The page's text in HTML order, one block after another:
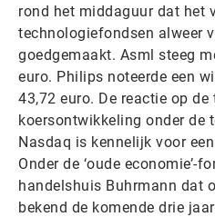
rond het middaguur dat het
technologiefondsen alweer
goedgemaakt. Asml steeg
euro. Philips noteerde een
43,72 euro. De reactie op de
koersontwikkeling onder de
Nasdaq is kennelijk voor
Onder de ‘oude economie’-
handelshuis Buhrmann dat
bekend de komende drie